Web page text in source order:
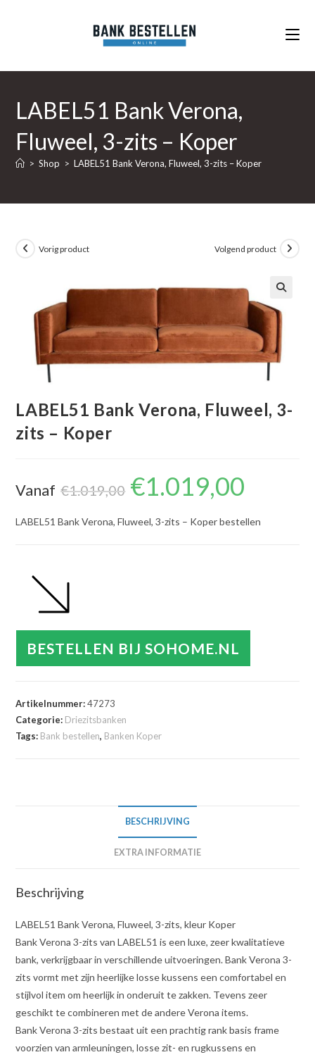
LABEL51 Bank Verona,
Fluweel, 3-zits – Koper
> Shop > LABEL51 Bank Verona, Fluweel, 3-zits – Koper
Vorig product Volgend product
🔍
LABEL51 Bank Verona, Fluweel, 3-
zits – Koper
Vanaf €1.019,00
Oorspronkelijke
prijs
was:
€1.019,00
LABEL51 Bank Verona, Fluweel, 3-zits – Koper bestellen
BESTELLEN BIJ SOHOME.NL
Artikelnummer:47273
Categorie: Driezitsbanken
Tags: Bank bestellen, Banken Koper
BESCHRIJVING
EXTRA INFORMATIE
Beschrijving
LABEL51 Bank Verona, Fluweel, 3-zits, kleur Koper
Bank Verona 3-zits van LABEL51 is een luxe, zeer kwalitatieve
bank, verkrijgbaar in verschillende uitvoeringen. Bank Verona 3-
zits vormt met zijn heerlijke losse kussens een comfortabel en
stijlvol item om heerlijk in onderuit te zakken. Tevens zeer
geschikt te combineren met de andere Verona items.
Bank Verona 3-zits bestaat uit een prachtig rank basis frame
voorzien van armleuningen, losse zit- en rugkussens en